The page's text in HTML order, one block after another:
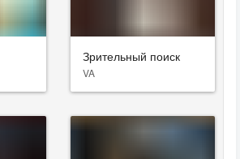
Зрительный поиск
VA